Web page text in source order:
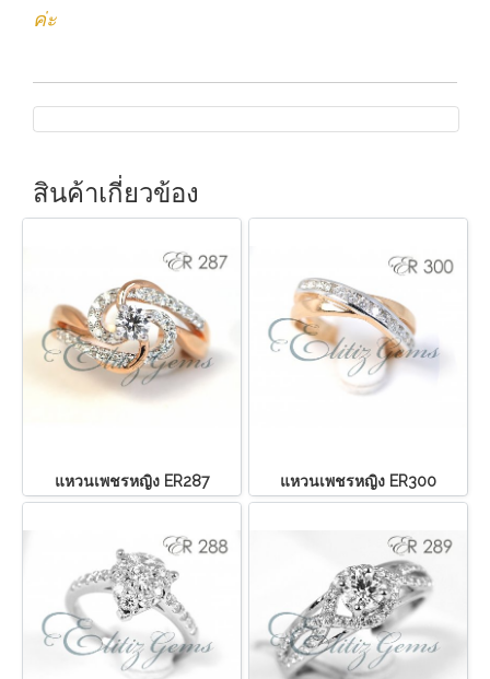
ค่ะ
สินค้าเกี่ยวข้อง
แหวนเพชรหญิง ER287 แหวนเพชรหญิง ER300